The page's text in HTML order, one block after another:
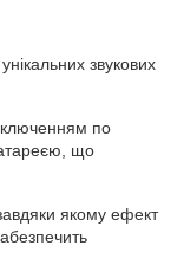
якому ефект
по
що
звукових